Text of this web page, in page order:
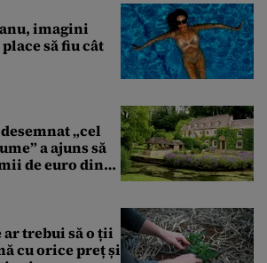
ninge
imagini
să fiu cât
„cel
a ajuns să
de euro din
ar trebui să o ții
cu orice preț și